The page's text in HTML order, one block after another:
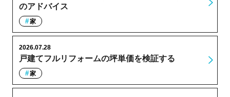
のアドバイス
家
戸建てフルリフォームの坪単価を検証する
2026.07.28
家